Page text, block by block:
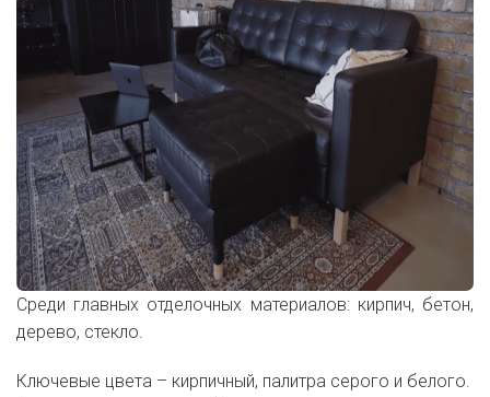
Среди главных отделочных материалов: кирпич, бетон,
дерево, стекло.
Ключевые цвета – кирпичный, палитра серого и белого.